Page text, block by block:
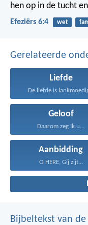
hen op in de tucht
Efeziërs 6:4 wet
Gerelateerde
Liefde
De liefde is
Geloof
Daarom zeg Ik u...
Aanbidding
O HERE, Gij zijt...
Bijbeltekst van de